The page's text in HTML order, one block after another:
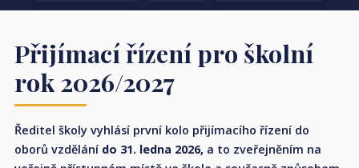
Přijímací řízení pro školní
rok 2026/2027
Ředitel školy vyhlásí první kolo přijímacího řízení do
oborů vzdělání do 31. ledna 2026, a to zveřejněním na